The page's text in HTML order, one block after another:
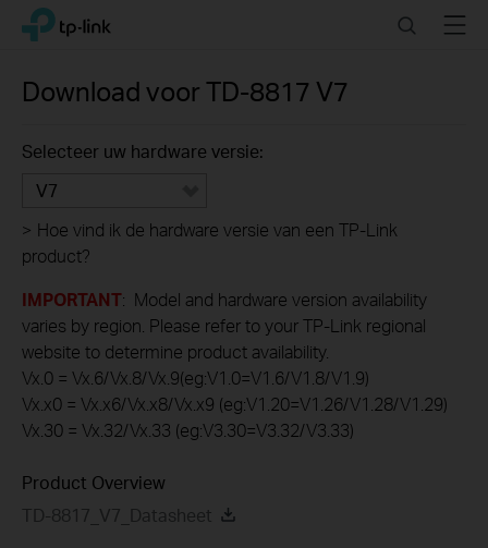
Click
navigation
TP-Link, Reliably Smart SearchMenu
Download voorTD-8817 V7
Selecteer uw hardware versie:
V7
> Hoe vind ik de hardware versie van een TP-Link
product?
IMPORTANT: Model and hardware version availability
varies by region. Please refer to your TP-Link regional
website to determine product availability.
Vx.0 = Vx.6/Vx.8/Vx.9(eg:V1.0=V1.6/V1.8/V1.9)
Vx.x0 = Vx.x6/Vx.x8/Vx.x9 (eg:V1.20=V1.26/V1.28/V1.29)
Vx.30 = Vx.32/Vx.33 (eg:V3.30=V3.32/V3.33)
Product Overview
TD-8817_V7_Datasheet